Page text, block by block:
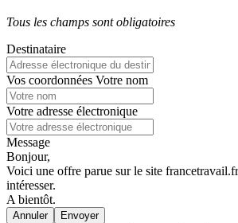
Tous les champs sont obligatoires
Destinataire
Vos coordonnées Votre nom
Votre adresse électronique
Message
Bonjour,
Voici une offre parue sur le site
intéresser.
A bientôt.
Annuler